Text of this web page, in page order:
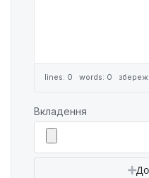
lines: 0 words: 0
Вкладення